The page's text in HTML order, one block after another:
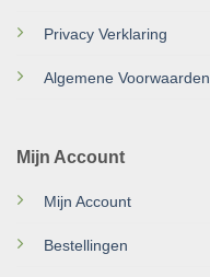
Privacy Verklaring
Algemene Voorwaarden
Mijn Account
Mijn Account
Bestellingen